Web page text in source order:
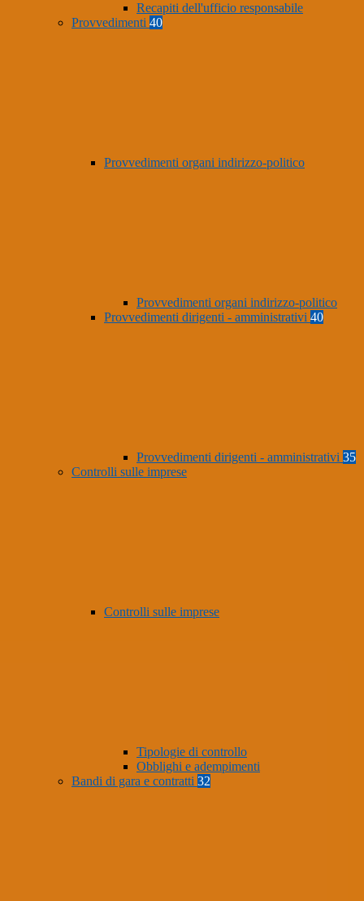
Recapiti dell'ufficio responsabile
Provvedimenti 40
Provvedimenti organi indirizzo-politico
Provvedimenti organi indirizzo-politico
Provvedimenti dirigenti - amministrativi 40
Provvedimenti dirigenti - amministrativi 35
Controlli sulle imprese
Controlli sulle imprese
Tipologie di controllo
Obblighi e adempimenti
Bandi di gara e contratti 32